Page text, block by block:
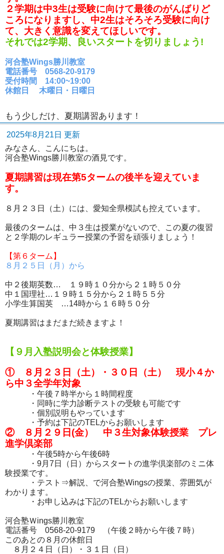
２学期は中3生は受験に向けて最後のがんばりど
ころになりますし、中2生はそろそろ受験に向け
て、大きく意識を変えてほしいです。
それでは2学期、良いスタートを切りましょう!
河合塾Wings勝川教室
電話番号 0568-20-9179
受付時間 14:00~19:00
休館日 木曜日・日曜日
もう少しだけ、夏期講習あります！
2025年8月21日 更新
みなさん、こんにちは。
河合塾Wings勝川教室の酒見です。
夏期講習は現在第5タームの後半を迎えていま
す。
８月２３日（土）には、愛知全県模試も控えています。
最後のタームは、中３生は授業がないので、この夏の復習
と２学期のレギュラー授業の予習を頑張りましょう！
【第６ターム】
８月２５日（月）から
中２後期英数… １９時１０分から２１時５０分
中１国理社…１９時１５分から２１時５５分
小学生算国英 …14時から１６時５０分
夏期講習はまだまだ続きますよ！
【９月入塾説明会と体験授業】
① ８月２３日（土）・３０日（土） 現小４か
ら中３全学年対象
・午後７時半から１時間程度
・同時に学力診断テストの受験も可能です
・個別説明もやっています
・予約は下記のTELからお願いします
② ８月２９日(金） 中３生対象体験授業 プレ
進学倶楽部
・午後5時から午後6時
・9月7日（日）からスタートの進学倶楽部のミニ体
験授業です。
・テスト⇒解説、で河合塾Wingsの授業、雰囲気が
わかります。
・お申し込みは下記のTELからお願いします
河合塾Ｗings勝川教室
電話番号 0568-20-9179 （午後２時から午後７時）
このあとの８月の休館日
８月２４日（日）・３１日（日）